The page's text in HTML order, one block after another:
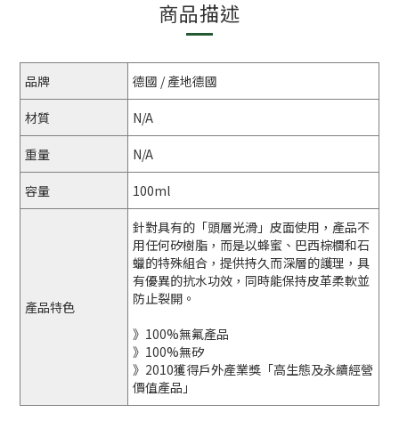
商品描述
品牌 德國 / 產地德國
材質 N/A
重量 N/A
容量 100ml
產品特色
針對具有的「頭層光滑」皮面使用，產品不
用任何矽樹脂，而是以蜂蜜、巴西棕櫚和石
蠟的特殊組合，提供持久而深層的護理，具
有優異的抗水功效，同時能保持皮革柔軟並
防止裂開。
》100%無氟產品
》100%無矽
》2010獲得戶外產業獎「高生態及永續經營
價值產品」